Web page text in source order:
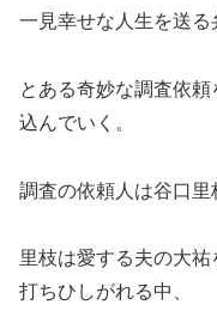
一見幸せな人生を送る
とある奇妙な調査依
込んでいく。
調査の依頼人は谷口里
里枝は愛する夫の大
打ちひしがれる中、